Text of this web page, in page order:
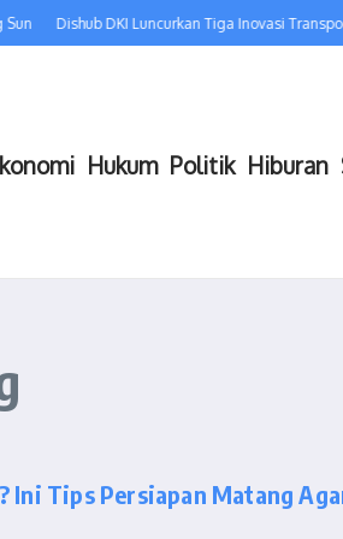
Dishub DKI Luncurkan Tiga Inovasi
Hukum Politik Hiburan
Ini Tips Persiapan Matang